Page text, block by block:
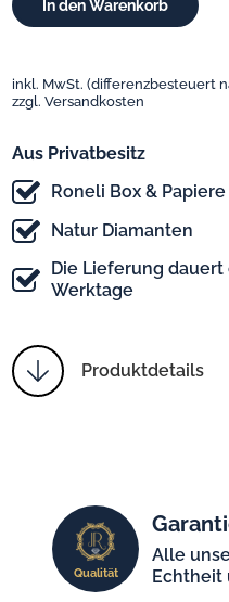
inkl. MwSt. (differenzbesteuert
zzgl. Versandkosten
Aus Privatbesitz
Roneli Box & Papiere
Natur Diamanten
Die Lieferung dauert
Werktage
Produktdetails
Qualität
Alle
Echtheit